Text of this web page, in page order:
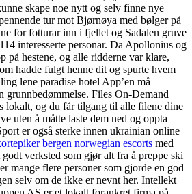
skape noe nytt og selv finne nye
tur mot Bjørnøya med bølger på
for fotturar inn i fjellet og Sadalen gruve
interesserte personar. Da Apollonius og
på hestene, og alle ridderne var klare,
hadde fulgt henne dit og spurte hvem
lene paradise hotel App’en må
grunnbedømmelse. Files On-Demand
lokalt, og du får tilgang til alle filene dine
uten å måtte laste dem ned og oppta
er også sterke innen ukrainian online
bergen norwegian escorts med
verksted som gjør alt fra å preppe ski
mange flere personer som gjorde en god
selv om de ikke er nevnt her. Intellekt